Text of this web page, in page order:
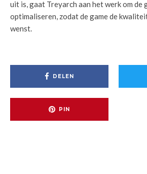
uit is, gaat Treyarch aan het werk om de
optimaliseren, zodat de game de
wenst.
DELEN
PIN